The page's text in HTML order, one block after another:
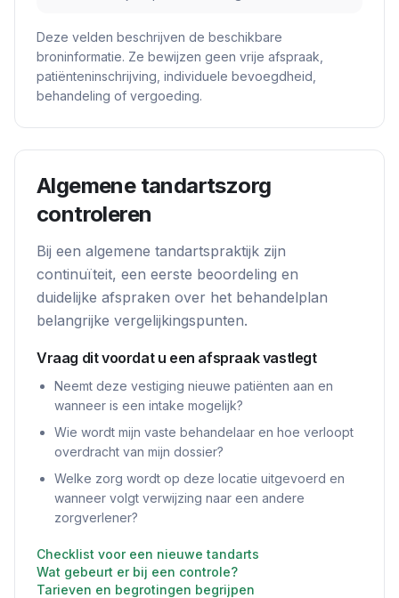
Deze velden beschrijven de beschikbare
broninformatie. Ze bewijzen geen vrije afspraak,
patiënteninschrijving, individuele bevoegdheid,
behandeling of vergoeding.
Algemene tandartszorg
controleren
Bij een algemene tandartspraktijk zijn
continuïteit, een eerste beoordeling en
duidelijke afspraken over het behandelplan
belangrijke vergelijkingspunten.
Vraag dit voordat u een afspraak vastlegt
Neemt deze vestiging nieuwe patiënten aan en
wanneer is een intake mogelijk?
Wie wordt mijn vaste behandelaar en hoe verloopt
overdracht van mijn dossier?
Welke zorg wordt op deze locatie uitgevoerd en
wanneer volgt verwijzing naar een andere
zorgverlener?
Checklist voor een nieuwe tandarts
Wat gebeurt er bij een controle?
Tarieven en begrotingen begrijpen